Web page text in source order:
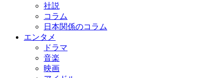
社説
コラム
日本関係のコラム
エンタメ
ドラマ
音楽
映画